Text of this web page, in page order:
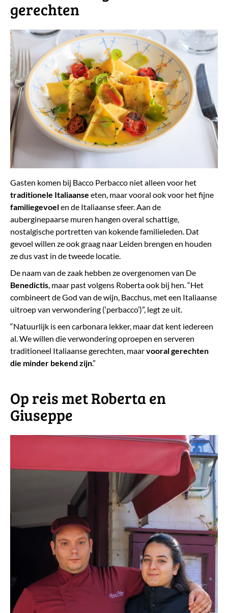
gerechten
Gasten komen bij Bacco Perbacco niet alleen voor het
traditionele Italiaanse eten, maar vooral ook voor het fijne
familiegevoelen de Italiaanse sfeer. Aan de
auberginepaarse muren hangen overal schattige,
nostalgische portretten van kokende familieleden. Dat
gevoel willen ze ook graag naar Leiden brengen en houden
ze dus vast in de tweede locatie.
De naam van de zaak hebben ze overgenomen van De
Benedictis, maar past volgens Roberta ook bij hen. “Het
combineert de God van de wijn, Bacchus, met een Italiaanse
uitroep van verwondering (‘perbacco’)”, legt ze uit.
“Natuurlijk is een carbonara lekker, maar dat kent iedereen
al. We willen die verwondering oproepen en serveren
traditioneel Italiaanse gerechten, maarvooral gerechten
die minder bekend zijn.”
​Op reis met Roberta en
Giuseppe